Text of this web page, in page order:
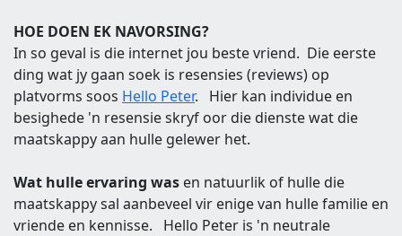
HOE DOEN EK NAVORSING?
In so geval is die internet jou beste vriend. Die eerste
ding wat jy gaan soek is resensies (reviews) op
platvorms soos Hello Peter. Hier kan individue en
besighede 'n resensie skryf oor die dienste wat die
maatskappy aan hulle gelewer het.
Wat hulle ervaring was en natuurlik of hulle die
maatskappy sal aanbeveel vir enige van hulle familie en
vriende en kennisse. Hello Peter is 'n neutrale